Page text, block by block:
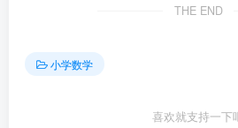
THE END
小学数学
喜欢就支持一下